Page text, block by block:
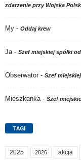
zdarzenie przy Wojska
My - Oddaj krew
Ja - Szef miejskiej spółki
Obserwator - Szef
Mieszkanka - Szef
TAGI
2025 2026 akcja